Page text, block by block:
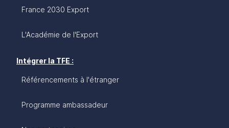
France 2030 Export
L'Académie de l'Export
Intégrer la TFE :
Référencements à l'étranger
Programme ambassadeur